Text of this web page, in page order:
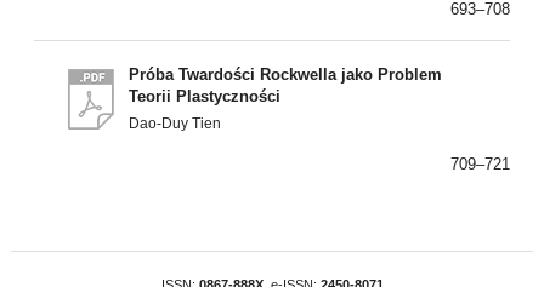
693–708
Próba Twardości Rockwella jako Problem
Teorii Plastyczności
Dao-Duy Tien
709–721